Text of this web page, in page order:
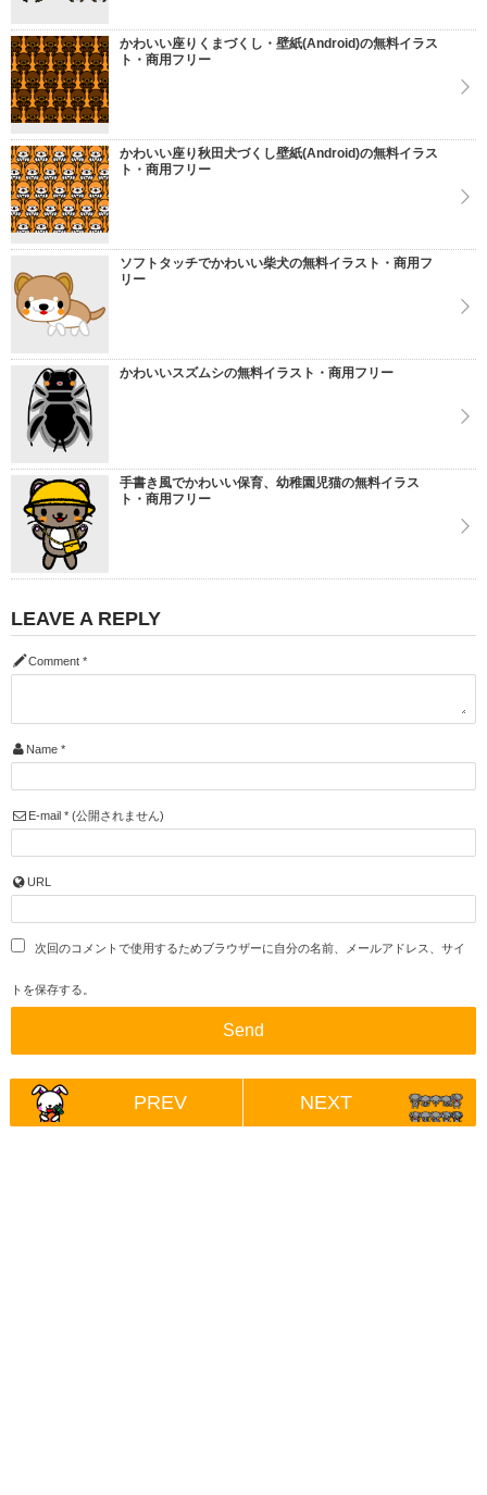
かわいい座りくまづくし・壁紙(Android)の無料イラス
ト・商用フリー
かわいい座り秋田犬づくし壁紙(Android)の無料イラス
ト・商用フリー
ソフトタッチでかわいい柴犬の無料イラスト・商用フ
リー
かわいいスズムシの無料イラスト・商用フリー
手書き風でかわいい保育、幼稚園児猫の無料イラス
ト・商用フリー
LEAVE A REPLY
Comment *
Name *
E-mail *(公開されません)
URL
次回のコメントで使用するためブラウザーに自分の名前、メールアドレス、サイ
トを保存する。
PREV NEXT